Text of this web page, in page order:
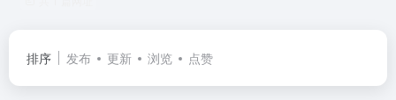
排序 发布 更新 浏览 点赞